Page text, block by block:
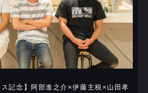
記念】阿部進之介×伊藤主税×山田孝